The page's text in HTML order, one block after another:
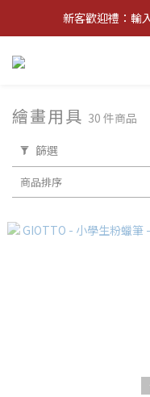
新客歡迎禮：輸
新客歡迎禮：輸
Pom d'Api
繪畫用具 30 件商品
篩選
商品排序